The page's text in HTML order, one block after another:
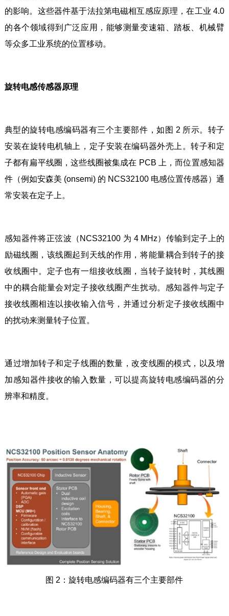
的影响。这些器件基于法拉第电磁相互感应原理，在工业 4.0
的各个领域得到广泛应用，能够测量变速箱、踏板、机械臂
等众多工业系统的位置移动。
旋转电感传感器原理
典型的旋转电感编码器有三个主要部件，如图 2 所示。转子
安装在旋转电机轴上，定子安装在编码器外壳上。转子和定
子都有扁平线圈，这些线圈被集成在 PCB 上，而位置感知器
件（例如安森美 (onsemi) 的 NCS32100 电感位置传感器）通
常安装在定子上。
感知器件将正弦波（NCS32100 为 4 MHz）传输到定子上的
励磁线圈，该线圈起到天线的作用，将能量耦合到转子的接
收线圈中。定子也有一组接收线圈，当转子旋转时，其线圈
中的耦合能量会对定子接收线圈产生扰动。感知器件与定子
接收线圈相连以接收输入信号，并通过分析定子接收线圈中
的扰动来测量转子位置。
通过增加转子和定子线圈的数量，改变线圈的模式，以及增
加感知器件接收的输入数量，可以提高旋转电感编码器的分
辨率和精度。
图 2：旋转电感编码器有三个主要部件